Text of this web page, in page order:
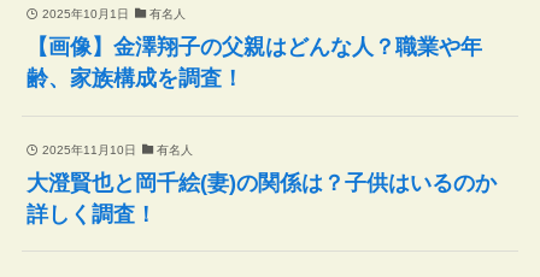
2025年10月1日 有名人
【画像】金澤翔子の父親はどんな人？職業や年
齢、家族構成を調査！
2025年11月10日 有名人
大澄賢也と岡千絵(妻)の関係は？子供はいるのか
詳しく調査！